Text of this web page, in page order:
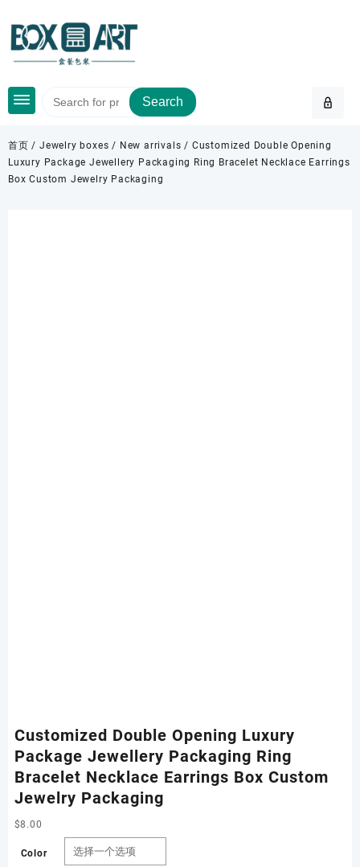
content
Search
首页 /Jewelry boxes / New arrivals / Customized Double Opening
Luxury Package Jewellery Packaging Ring Bracelet Necklace Earrings
Box Custom Jewelry Packaging
Customized Double Opening Luxury
Package Jewellery Packaging Ring
Bracelet Necklace Earrings Box Custom
Jewelry Packaging
$8.00
Color